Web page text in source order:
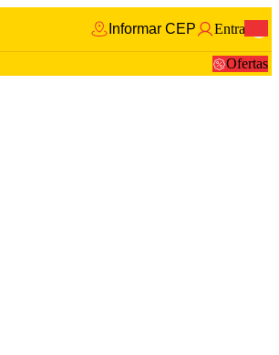
Informar CEP Entrar
Ofertas